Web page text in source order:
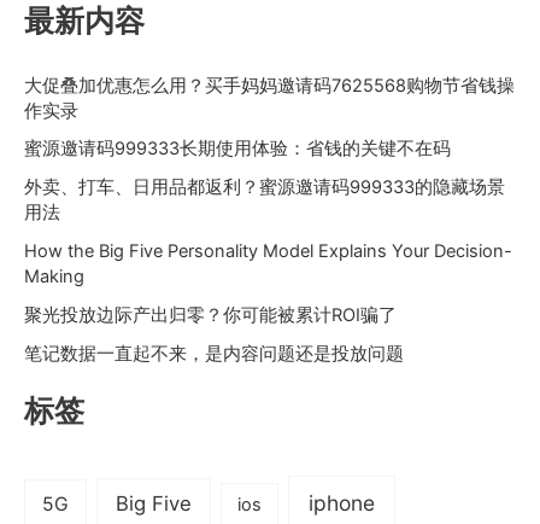
最新内容
大促叠加优惠怎么用？买手妈妈邀请码7625568购物节省钱操
作实录
蜜源邀请码999333长期使用体验：省钱的关键不在码
外卖、打车、日用品都返利？蜜源邀请码999333的隐藏场景
用法
How the Big Five Personality Model Explains Your Decision-
Making
聚光投放边际产出归零？你可能被累计ROI骗了
笔记数据一直起不来，是内容问题还是投放问题
标签
5G Big Five ios iphone